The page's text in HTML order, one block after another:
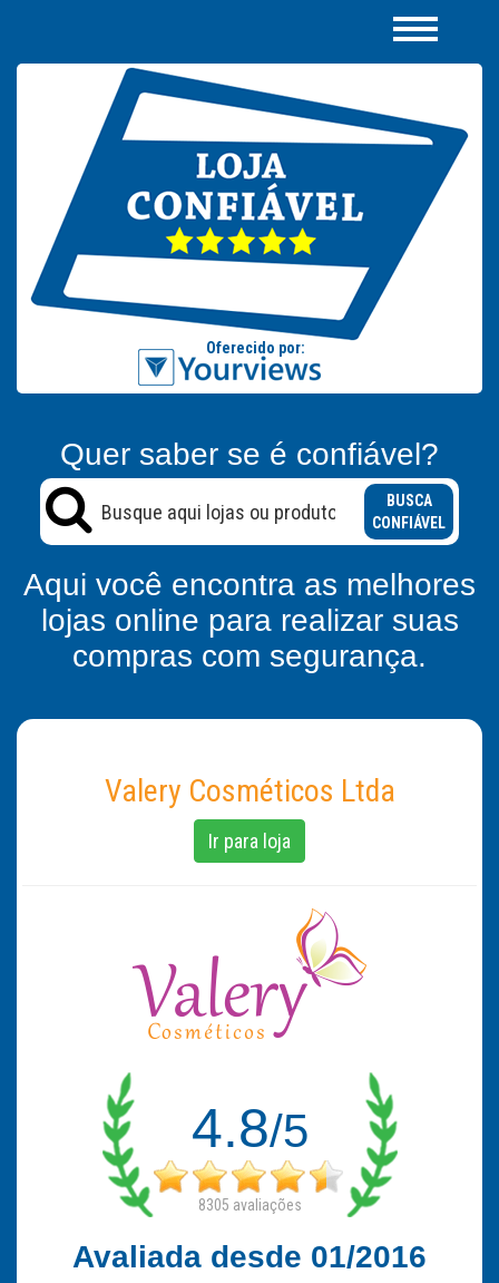
Quer saber se é confiável?
BUSCA
CONFIÁVEL
Aqui você encontra as melhores
lojas online para realizar suas
compras com segurança.
Valery Cosméticos Ltda
Ir para loja
4.8/5
8305 avaliações
Avaliada desde 01/2016